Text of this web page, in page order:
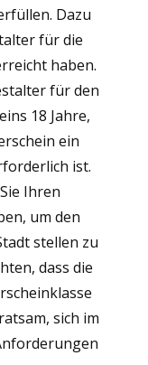
Dazu
für die
haben.
für den
18 Jahre,
ein
ist.
Ihren
um den
stellen zu
dass die
sich im